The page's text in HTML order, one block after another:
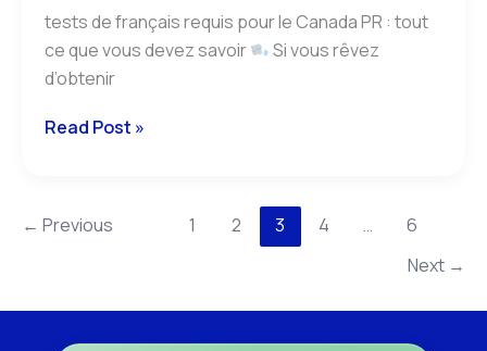
tests de français requis pour le Canada PR : tout
ce que vous devez savoir
Si vous rêvez
d’obtenir
Read Post »
← Previous 1 2 3 4 …
6
Next →